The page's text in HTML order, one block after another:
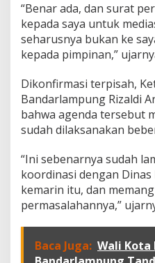
i
k
S
M
P
T
M
f
t
h
u
J
a
h
“Benar ada, dan surat
kepada saya untuk
seharusnya bukan ke
kepada pimpinan,”
Dikonfirmasi terpisah,
Bandarlampung Rizaldi
bahwa agenda tersebut
sudah dilaksanakan
“Ini sebenarnya sudah
koordinasi dengan
kemarin itu, dan
permasalahannya,”
Baca Juga: Wali Kota